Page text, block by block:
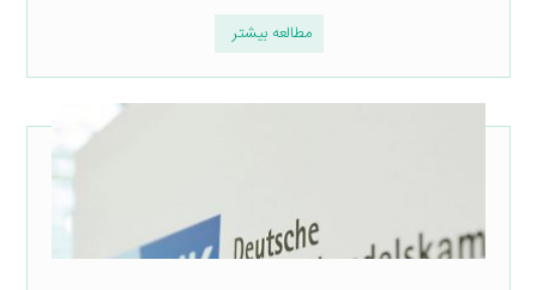
مطالعه بیشتر